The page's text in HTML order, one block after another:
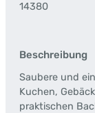
14380
Beschreibung
Saubere und
Kuchen,
praktischen